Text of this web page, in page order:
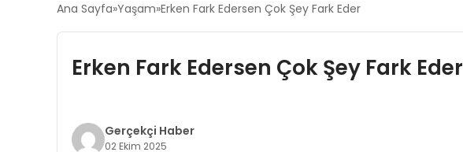
Ana Sayfa Yaşam Erken Fark Edersen Çok Şey Fark Eder
Erken Fark Edersen Çok Şey Fark Eder
Gerçekçi Haber
02 Ekim 2025